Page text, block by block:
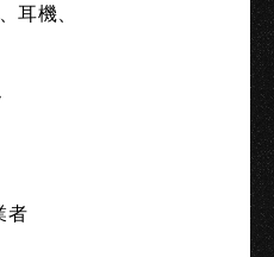
耳機、
者